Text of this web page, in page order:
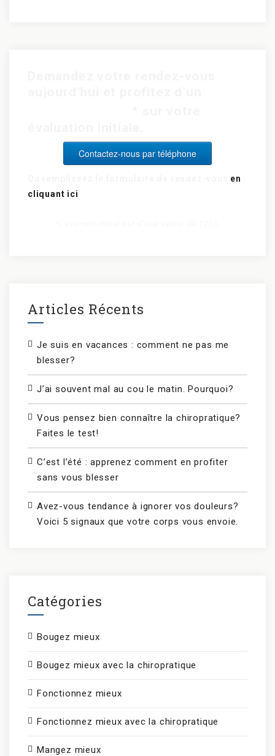
Contactez-nous par téléphone
en
cliquant ici
Articles Récents
Je suis en vacances : comment ne pas me
blesser?
J’ai souvent mal au cou le matin. Pourquoi?
Vous pensez bien connaître la chiropratique?
Faites le test!
C’est l’été : apprenez comment en profiter
sans vous blesser
Avez-vous tendance à ignorer vos douleurs?
Voici 5 signaux que votre corps vous envoie.
Catégories
Bougez mieux
Bougez mieux avec la chiropratique
Fonctionnez mieux
Fonctionnez mieux avec la chiropratique
Mangez mieux